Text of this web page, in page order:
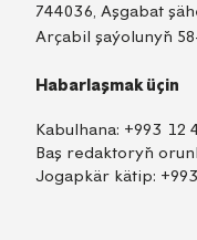
744036, Aşgabat
Arçabil şaýolunyň
Habarlaşmak üçin
Kabulhana: +993 12
Baş redaktoryň
Jogapkär kätip: